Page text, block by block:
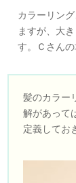
カラーリン
ますが、大
す。Ｃさん
髪のカラー
解があって
定義してお